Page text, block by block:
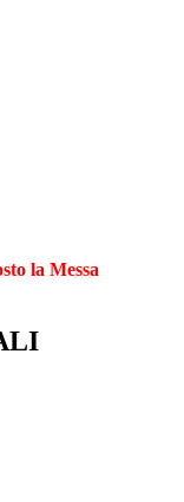
la Messa